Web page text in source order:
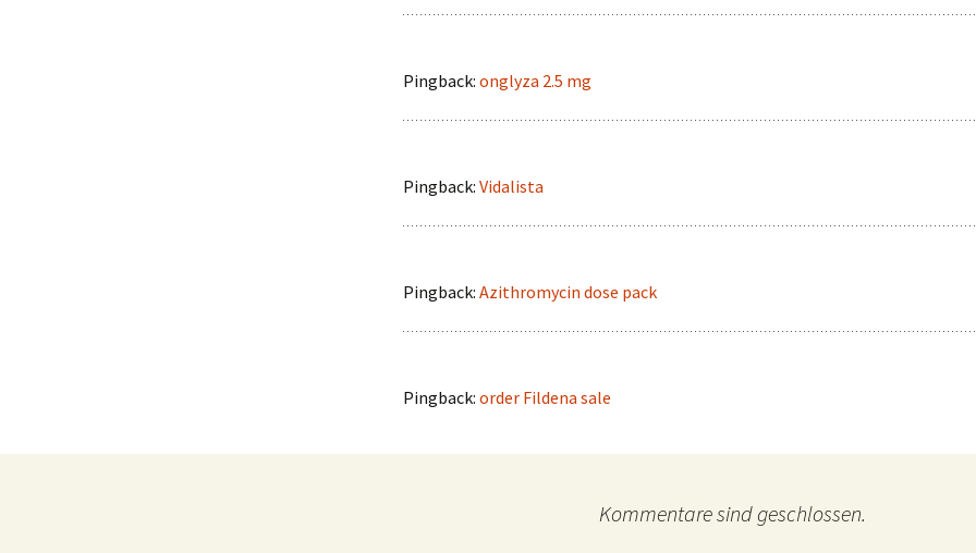
Pingback: onglyza 2.5 mg
Pingback: Vidalista
Pingback: Azithromycin dose pack
Pingback: order Fildena sale
Kommentare sind geschlossen.